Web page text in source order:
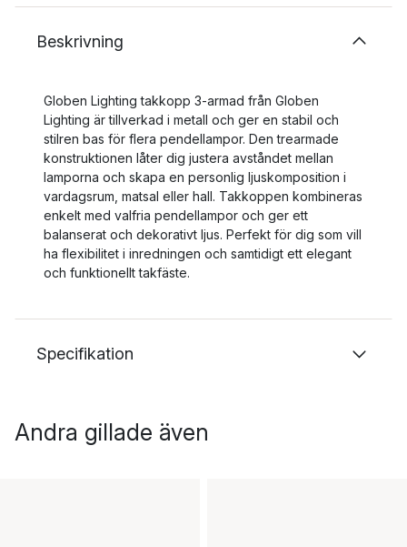
Beskrivning
Globen Lighting takkopp 3-armad från Globen
Lighting är tillverkad i metall och ger en stabil och
stilren bas för flera pendellampor. Den trearmade
konstruktionen låter dig justera avståndet mellan
lamporna och skapa en personlig ljuskomposition i
vardagsrum, matsal eller hall. Takkoppen kombineras
enkelt med valfria pendellampor och ger ett
balanserat och dekorativt ljus. Perfekt för dig som vill
ha flexibilitet i inredningen och samtidigt ett elegant
och funktionellt takfäste.
Specifikation
Andra gillade även